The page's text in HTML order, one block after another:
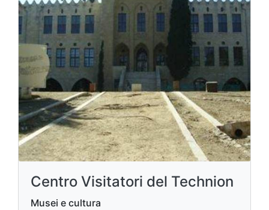
Centro Visitatori del Technion
Musei e cultura